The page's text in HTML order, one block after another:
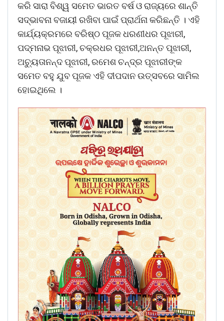
କରି ସାରା ବିଶ୍ୱ ସମେତ ଭାରତ ବର୍ଷ ଓ ରାଜ୍ୟରେ ଶାନ୍ତି
ସଦ୍ଭାବନା ବଜାୟୀ ରଖିବା ପାଇଁ ପ୍ରାର୍ଥନା କରିଛନ୍ତି । ଏହି
କାର୍ଯ୍ୟକ୍ରମରେ ବରିଷ୍ଠ ପୂଜକ ଧରଣୀଧର ପୂଝାରୀ,
ପଦ୍ମନାଭ ପୂଝାରୀ, ଚକ୍ରଧର ପୂଝାରୀ,ଅନନ୍ତ ପୂଝାରୀ,
ଅଚୁ୍ୟତାନନ୍ଦ ପୂଝାରୀ, ରମେଶ ଚନ୍ଦ୍ର ପୂଝାରୀଙ୍କ
ସମେତ ବହୁ ଯୁବ ପୂଜକ ଏହି ଦୀପଦାନ ଉତ୍ସବରେ ସାମିଲ
ହୋଇଥିଲେ ।